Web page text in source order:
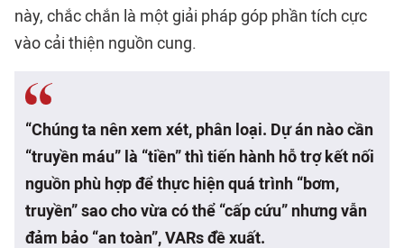
này, chắc chắn là một giải pháp góp phần tích cực
vào cải thiện nguồn cung.
“Chúng ta nên xem xét, phân loại. Dự án nào cần
“truyền máu” là “tiền” thì tiến hành hỗ trợ kết nối
nguồn phù hợp để thực hiện quá trình “bơm,
truyền” sao cho vừa có thể “cấp cứu” nhưng vẫn
đảm bảo “an toàn”, VARs đề xuất.